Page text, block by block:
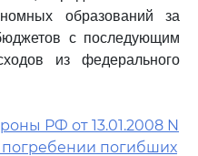
образований за
с последующим
из федерального
РФ от 13.01.2008 N
погребении погибших